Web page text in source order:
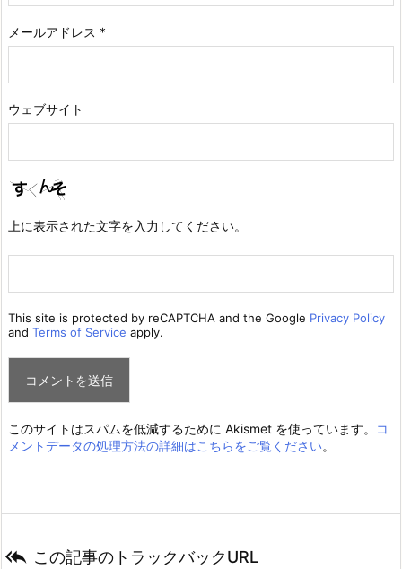
メールアドレス *
ウェブサイト
上に表示された文字を入力してください。
This site is protected by reCAPTCHA and the Google Privacy Policy
and Terms of Service apply.
このサイトはスパムを低減するために Akismet を使っています。
コ
メントデータの処理方法の詳細はこちらをご覧ください。
 この記事のトラックバックURL